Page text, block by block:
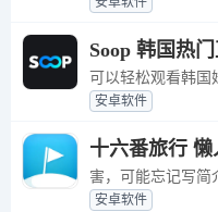
Soop 韩国热
可以轻松观看韩国
安卓软件
十六番旅行 懒
害，可能忘记写简
安卓软件